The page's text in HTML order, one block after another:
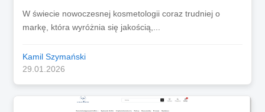
W świecie nowoczesnej kosmetologii coraz trudniej o
markę, która wyróżnia się jakością,...
Kamil Szymański
29.01.2026